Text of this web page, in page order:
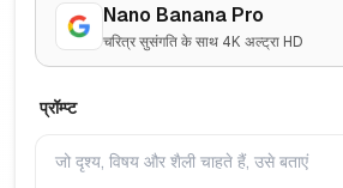
Nano Banana Pro
चरित्र सुसंगति के साथ 4K अल्ट्रा HD
प्रॉम्प्ट